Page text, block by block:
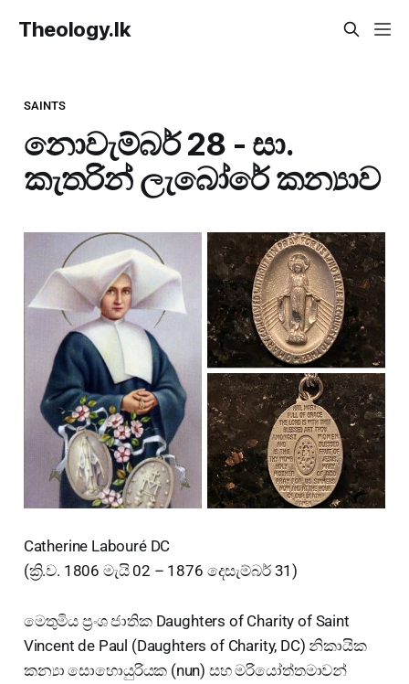
Theology.lk
SAINTS
නොවැම්බර් 28 - සා.
කැතරින් ලැබෝරේ කන්‍යාව
Catherine Labouré DC
(ක්‍රි.ව. 1806 මැයි 02 – 1876 දෙසැම්බර් 31)
මෙතුමිය ප්‍රංශ ජාතික Daughters of Charity of Saint
Vincent de Paul (Daughters of Charity, DC) නිකායික
කන්‍යා සොහොයුරියක (nun) සහ මරියෝත්තමාවන්